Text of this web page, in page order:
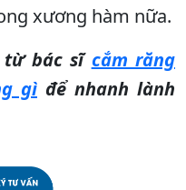
xương hàm nữa.
từ bác sĩ cắm răng
gì để nhanh lành